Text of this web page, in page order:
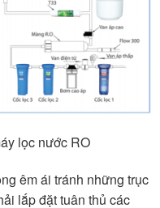
lọc nước RO
êm ái tránh những trục
lắp đặt tuân thủ các